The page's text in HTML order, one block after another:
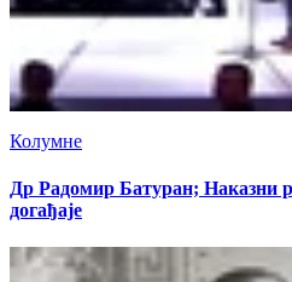
Колумне
Др Радомир Батуран; Наказни
догађаје